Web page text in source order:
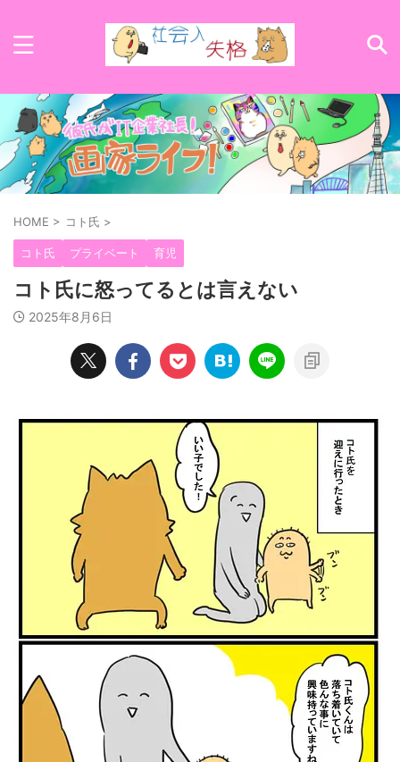
HOME > コト氏 >
コト氏 プライベート 育児
コト氏に怒ってるとは言えない
2025年8月6日